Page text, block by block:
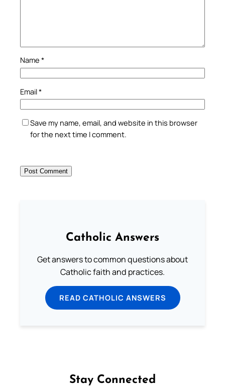
Name *
Email*
Save my name, email, and website in this browser
for the next time I comment.
Catholic Answers
Get answers to common questions about
Catholic faith and practices.
READ CATHOLIC ANSWERS
Stay Connected